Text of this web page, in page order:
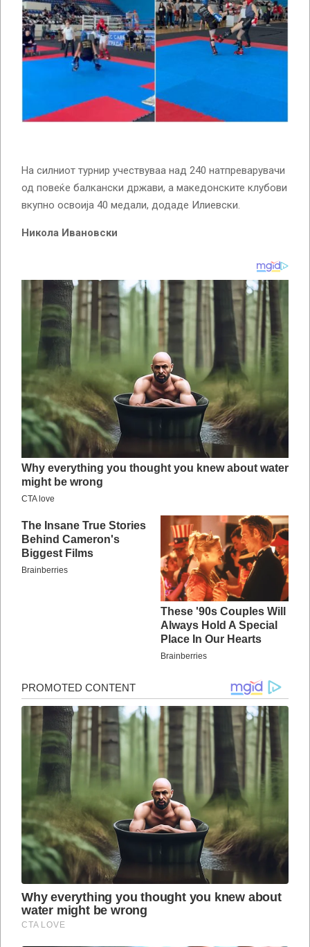
На силниот турнир учествуваа над 240 натпреварувачи
од повеќе балкански држави, а македонските клубови
вкупно освоија 40 медали, додаде Илиевски.
Никола Ивановски